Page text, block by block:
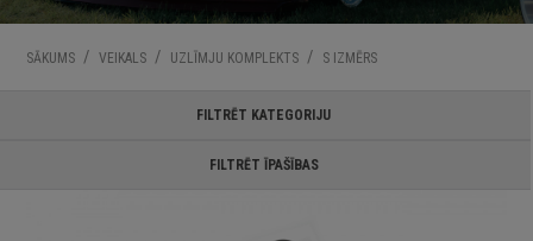
SĀKUMS / VEIKALS / UZLĪMJU KOMPLEKTS / S IZMĒRS
FILTRĒT KATEGORIJU
FILTRĒT ĪPAŠĪBAS